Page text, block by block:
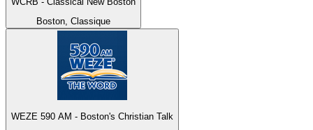
Boston, Classique
WEZE 590 AM - Boston's Christian Talk